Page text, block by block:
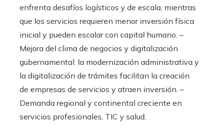
enfrenta desafíos logísticos y de escala, mientras
que los servicios requieren menor inversión física
inicial y pueden escalar con capital humano. –
Mejora del clima de negocios y digitalización
gubernamental: la modernización administrativa y
la digitalización de trámites facilitan la creación
de empresas de servicios y atraen inversión. –
Demanda regional y continental creciente en
servicios profesionales, TIC y salud.